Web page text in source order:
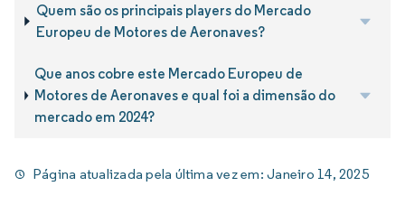
Quem são os principais players do Mercado
Europeu de Motores de Aeronaves?
Que anos cobre este Mercado Europeu de
Motores de Aeronaves e qual foi a dimensão do
mercado em 2024?
Página atualizada pela última vez em:Janeiro 14, 2025